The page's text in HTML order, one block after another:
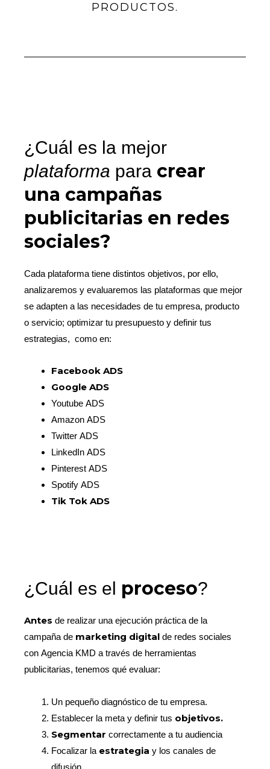
PRODUCTOS.
¿Cuál es la mejor
plataforma para crear
una campañas
publicitarias en redes
sociales?
Cada plataforma tiene distintos objetivos, por ello,
analizaremos y evaluaremos las plataformas que mejor
se adapten a las necesidades de tu empresa, producto
o servicio; optimizar tu presupuesto y definir tus
estrategias, como en:
Facebook ADS
Google ADS
Youtube ADS
Amazon ADS
Twitter ADS
LinkedIn ADS
Pinterest ADS
Spotify ADS
Tik Tok ADS
¿Cuál es el proceso?
Antes de realizar una ejecución práctica de la
campaña de marketing digital de redes sociales
con Agencia KMD a través de herramientas
publicitarias, tenemos qué evaluar:
Un pequeño diagnóstico de tu empresa.
Establecer la meta y definir tus objetivos.
Segmentarcorrectamente a tu audiencia
Focalizar la estrategiay los canales de
difusión.